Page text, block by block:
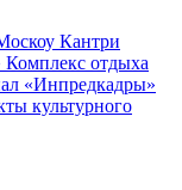
Кантри
Комплекс отдыха
«Инпредкадры»
культурного